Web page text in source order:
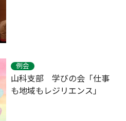
例会
山科支部 学びの会「仕事
も地域もレジリエンス」